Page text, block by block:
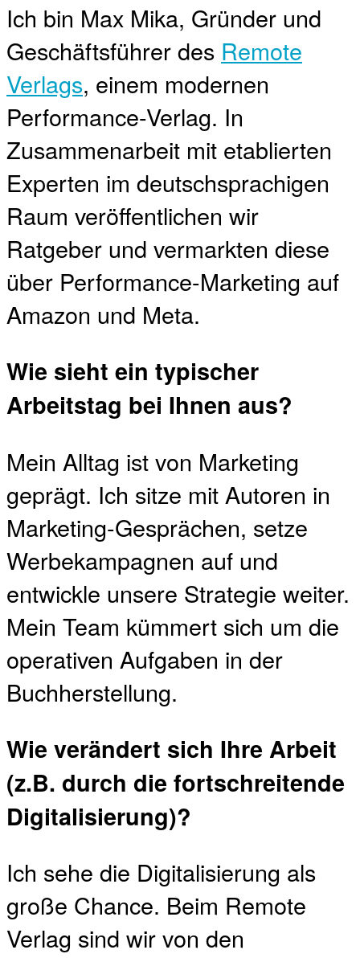
Ich bin Max Mika, Gründer und
Geschäftsführer des Remote
Verlags, einem modernen
Performance-Verlag. In
Zusammenarbeit mit etablierten
Experten im deutschsprachigen
Raum veröffentlichen wir
Ratgeber und vermarkten diese
über Performance-Marketing auf
Amazon und Meta.
Wie sieht ein typischer
Arbeitstag bei Ihnen aus?
Mein Alltag ist von Marketing
geprägt. Ich sitze mit Autoren in
Marketing-Gesprächen, setze
Werbekampagnen auf und
entwickle unsere Strategie weiter.
Mein Team kümmert sich um die
operativen Aufgaben in der
Buchherstellung.
Wie verändert sich Ihre Arbeit
(z.B. durch die fortschreitende
Digitalisierung)?
Ich sehe die Digitalisierung als
große Chance. Beim Remote
Verlag sind wir von den